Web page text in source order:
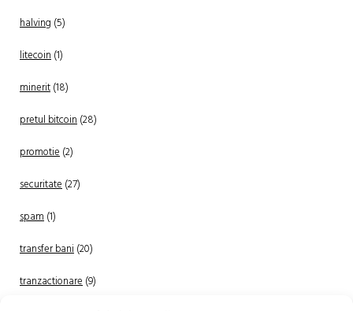
halving (5)
litecoin(1)
minerit(18)
pretul bitcoin(28)
promotie(2)
securitate(27)
spam(1)
transfer bani(20)
tranzactionare(9)